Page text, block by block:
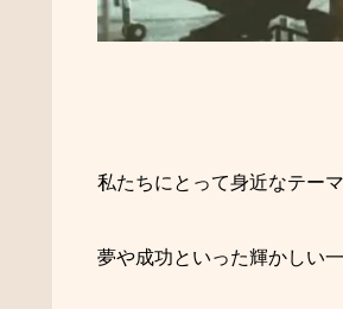
私たちにとって身近なテー
夢や成功といった輝かしい